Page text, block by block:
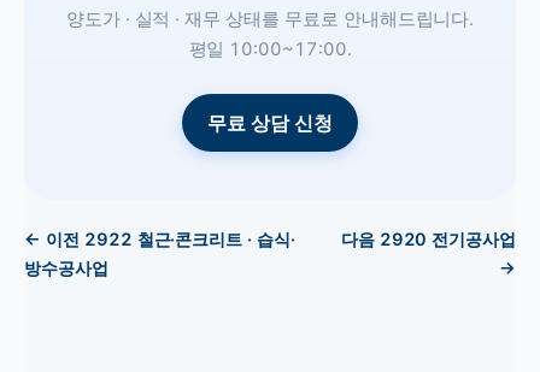
양도가 · 실적 · 재무 상태를 무료로 안내해드립니다.
평일 10:00~17:00.
무료 상담 신청
← 이전 2922 철근·콘크리트 · 습식·
방수공사업
다음 2920 전기공사업
→